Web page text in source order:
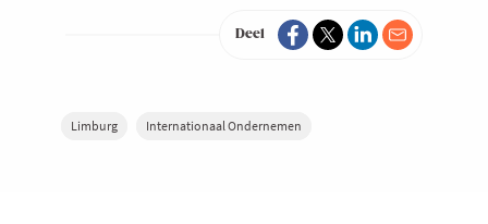
Deel
Limburg Internationaal Ondernemen